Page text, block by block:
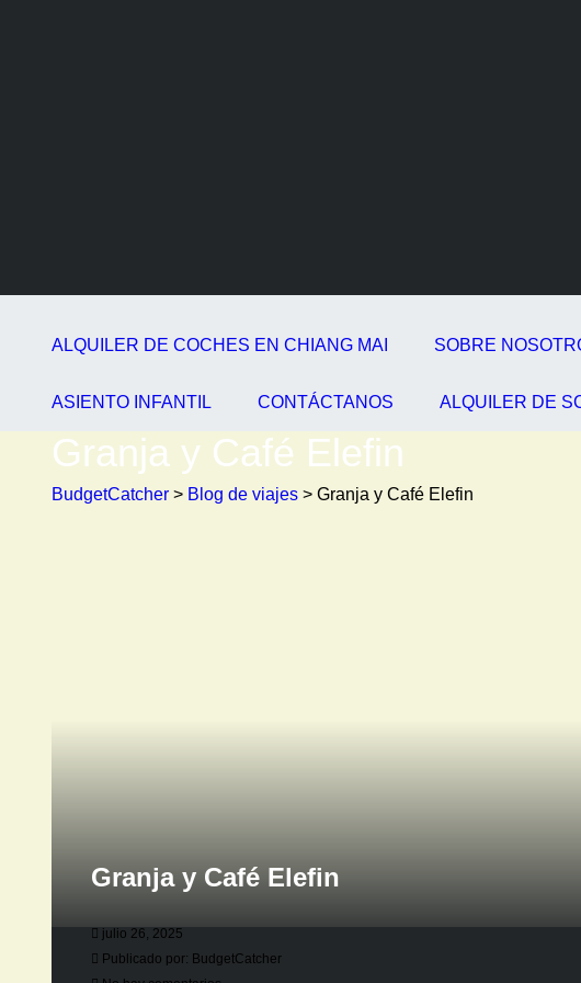
ALQUILER DE COCHES EN CHIANG MAI SOBRE
ASIENTO INFANTIL CONTÁCTANOS ALQUILER DE
Granja y Café Elefin
BudgetCatcher > Blog de viajes > Granja y Café Elefin
Granja y Café Elefin
julio 26, 2025
Publicado por: BudgetCatcher